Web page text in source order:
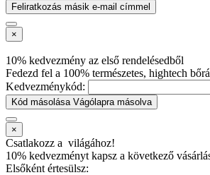
Feliratkozás másik e-mail címmel
×
10% kedvezmény az első rendelésedből
Fedezd fel a 100% természetes, hightech
Kedvezménykód:
Kód másolása Vágólapra másolva
×
Csatlakozz a világához!
10% kedvezményt kapsz a következő
Elsőként értesülsz: